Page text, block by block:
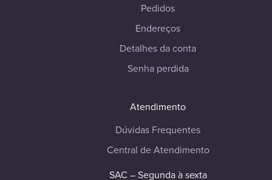
Pedidos
Endereços
Detalhes da conta
Senha perdida
Atendimento
Dúvidas Frequentes
Central de Atendimento
SAC – Segunda à sexta